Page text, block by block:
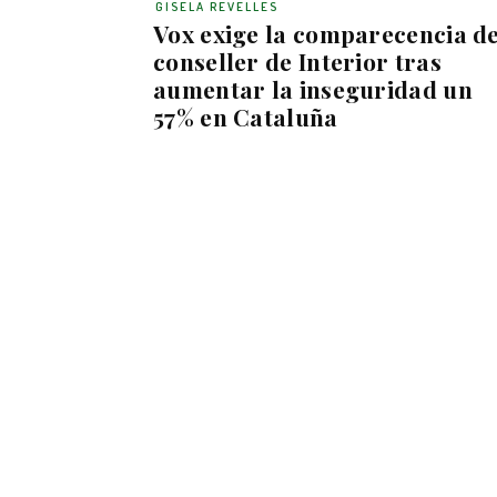
Vox exige la comparecencia
conseller de Interior tras
aumentar la inseguridad un
57% en Cataluña
GISELA REVELLES